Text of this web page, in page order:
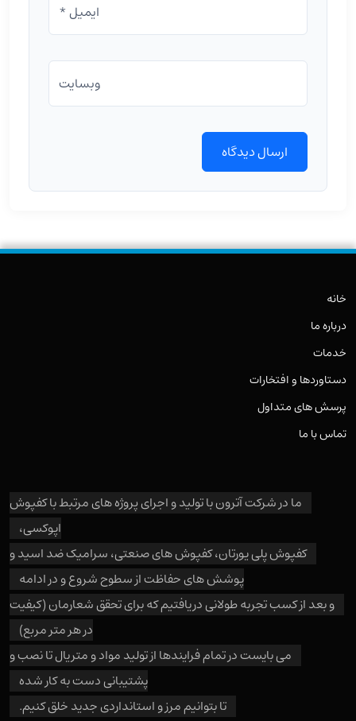
ایمیل *
وبسایت
خانه
درباره ما
خدمات
دستاوردها و افتخارات
پرسش های متداول
تماس با ما
ما در شرکت آترون با تولید و اجرای پروژه های مرتبط با کفپوش
اپوکسی،
کفپوش پلی یورتان، کفپوش های صنعتی، سرامیک ضد اسید و
پوشش های حفاظت از سطوح شروع و در ادامه
و بعد از کسب تجربه طولانی دریافتیم که برای تحقق شعارمان (کیفیت
در هر متر مربع)
می بایست در تمام فرایندها از تولید مواد و متریال تا نصب و
پشتیبانی دست به کار شده
تا بتوانیم مرز و استانداردی جدید خلق کنیم.